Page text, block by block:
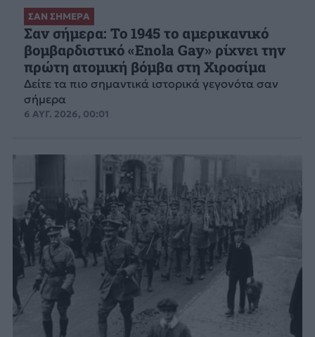
ΣΑΝ ΣΗΜΕΡΑ
Σαν σήμερα: Το 1945 το αμερικανικό
βομβαρδιστικό «Enola Gay» ρίχνει την
πρώτη ατομική βόμβα στη Χιροσίμα
Δείτε τα πιο σημαντικά ιστορικά γεγονότα σαν
σήμερα
6 ΑΥΓ. 2026, 00:01